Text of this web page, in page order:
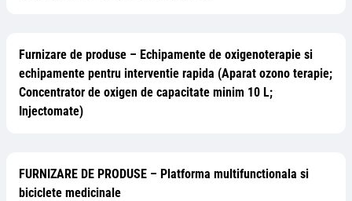
Furnizare de produse – Echipamente de oxigenoterapie si
echipamente pentru interventie rapida (Aparat ozono terapie;
Concentrator de oxigen de capacitate minim 10 L;
Injectomate)
FURNIZARE DE PRODUSE – Platforma multifunctionala si
biciclete medicinale